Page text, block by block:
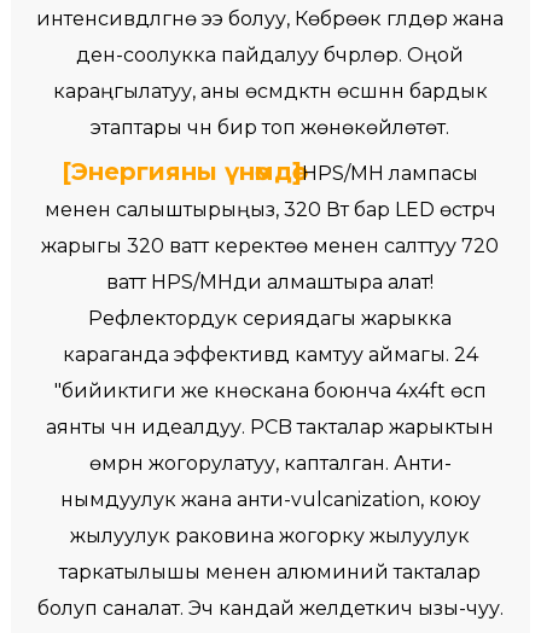
интенсивдүүлүгүнө ээ болуу, Көбүрөөк гүлдөр жана
ден-соолукка пайдалуу бүчүрлөр. Оңой
караңгылатуу, аны өсүмдүктүн өсүшүнүн бардык
этаптары үчүн бир топ жөнөкөйлөтөт.
[Энергияны үнөмдөө]HPS/MH лампасы
менен салыштырыңыз, 320 Вт бар LED өстүрүүчү
жарыгы 320 ватт керектөө менен салттуу 720
ватт HPS/MHди алмаштыра алат!
Рефлектордук сериядагы жарыкка
караганда эффективдүү камтуу аймагы. 24
"бийиктиги же күнөскана боюнча 4x4ft өсүп
аянты үчүн идеалдуу. PCB такталар жарыктын
өмүрүн жогорулатуу, капталган. Анти-
нымдуулук жана анти-vulcanization, коюу
жылуулук раковина жогорку жылуулук
таркатылышы менен алюминий такталар
болуп саналат. Эч кандай желдеткич ызы-чуу.